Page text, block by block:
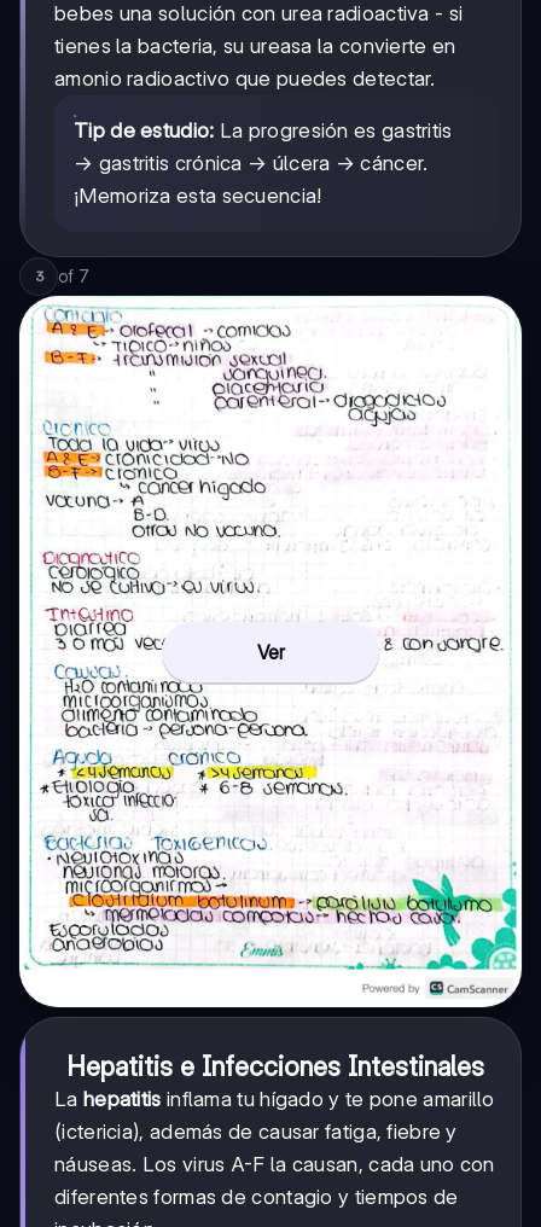
bebes una solución con urea radioactiva - si
tienes la bacteria, su ureasa la convierte en
amonio radioactivo que puedes detectar.
Tip de estudio: La progresión es gastritis
→ gastritis crónica → úlcera → cáncer.
¡Memoriza esta secuencia!
3 of 7
Ver
Hepatitis e Infecciones Intestinales
La hepatitis inflama tu hígado y te pone amarillo
(ictericia), además de causar fatiga, fiebre y
náuseas. Los virus A-F la causan, cada uno con
diferentes formas de contagio y tiempos de